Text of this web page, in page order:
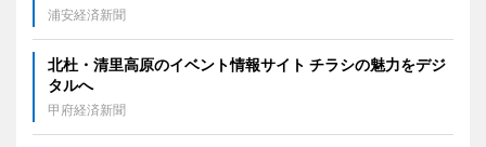
浦安経済新聞
北杜・清里高原のイベント情報サイト チラシの魅力をデジ
タルへ
甲府経済新聞